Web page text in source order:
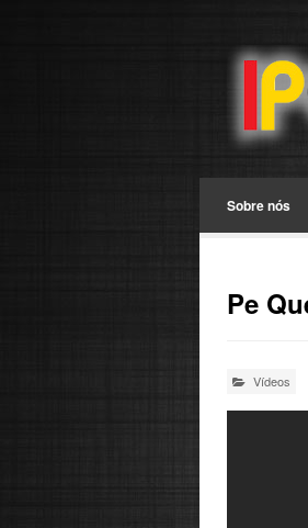
Sobre nós
Pe
Vídeos